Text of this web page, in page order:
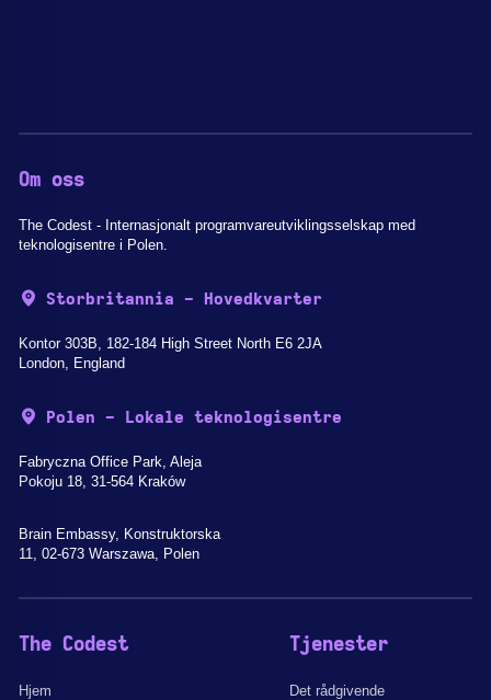
Om oss
The Codest - Internasjonalt programvareutviklingsselskap med
teknologisentre i Polen.
Storbritannia - Hovedkvarter
Kontor 303B, 182-184 High Street North E6 2JA
London, England
Polen - Lokale teknologisentre
Fabryczna Office Park, Aleja
Pokoju 18, 31-564 Kraków
Brain Embassy, Konstruktorska
11, 02-673 Warszawa, Polen
The Codest
Hjem
Tjenester
Det rådgivende